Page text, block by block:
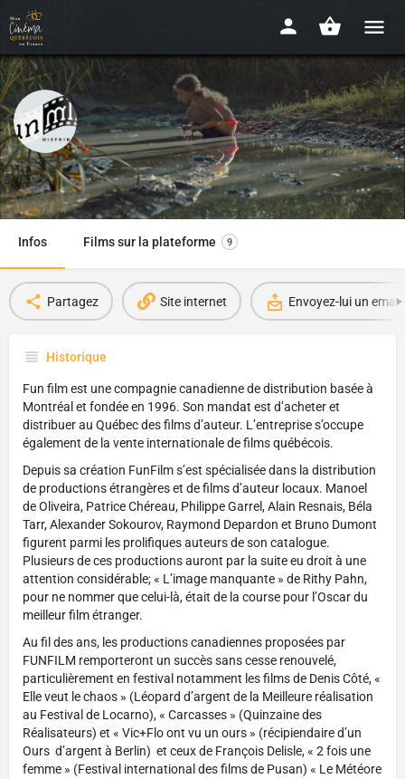
Fun Film
Depuis 1996
Infos Films sur la plateforme 9
Partagez Site internet Envoyez-lui un email
Historique
Fun film est une compagnie canadienne de distribution basée à
Montréal et fondée en 1996. Son mandat est d’acheter et
distribuer au Québec des films d’auteur. L’entreprise s’occupe
également de la vente internationale de films québécois.
Depuis sa création FunFilm s’est spécialisée dans la distribution
de productions étrangères et de films d’auteur locaux. Manoel
de Oliveira, Patrice Chéreau, Philippe Garrel, Alain Resnais, Béla
Tarr, Alexander Sokourov, Raymond Depardon et Bruno Dumont
figurent parmi les prolifiques auteurs de son catalogue.
Plusieurs de ces productions auront par la suite eu droit à une
attention considérable; « L’image manquante » de Rithy Pahn,
pour ne nommer que celui-là, était de la course pour l’Oscar du
meilleur film étranger.
Au fil des ans, les productions canadiennes proposées par
FUNFILM remporteront un succès sans cesse renouvelé,
particulièrement en festival notamment les films de Denis Côté, «
Elle veut le chaos » (Léopard d’argent de la Meilleure réalisation
au Festival de Locarno), « Carcasses » (Quinzaine des
Réalisateurs) et « Vic+Flo ont vu un ours » (récipiendaire d’un
Ours d’argent à Berlin) et ceux de François Delisle, « 2 fois une
femme » (Festival international des films de Pusan) « Le Météore